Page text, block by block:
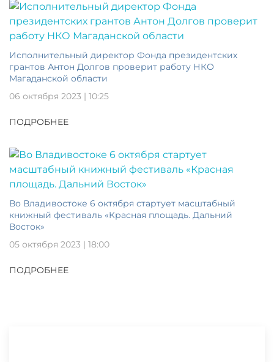
Исполнительный директор Фонда президентских
грантов Антон Долгов проверит работу НКО
Магаданской области
06 октября 2023 | 10:25
ПОДРОБНЕЕ
Во Владивостоке 6 октября стартует масштабный
книжный фестиваль «Красная площадь. Дальний
Восток»
05 октября 2023 | 18:00
ПОДРОБНЕЕ